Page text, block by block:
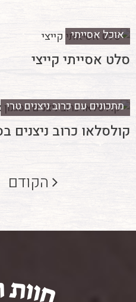
אוכל אסייתי
סלט אסייתי קייצי
מתכונים עם כרוב ניצנים טרי
קולסלאו כרוב ניצנים
הקודם